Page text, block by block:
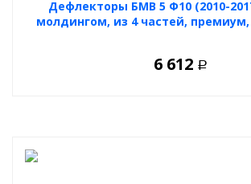
Дефлекторы БМВ 5 Ф10 (2010-
молдингом, из 4 частей, премиум,
6 612 Р